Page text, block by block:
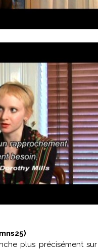
plus précisément sur